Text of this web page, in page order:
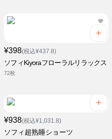
¥398(税込¥437.8)
ソフィKiyoraフローラルリラックス
72枚
¥938(税込¥1,031.8)
ソフィ超熟睡ショーツ